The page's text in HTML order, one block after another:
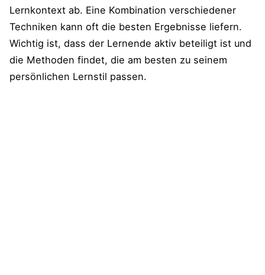
Lernkontext ab. Eine Kombination verschiedener
Techniken kann oft die besten Ergebnisse liefern.
Wichtig ist, dass der Lernende aktiv beteiligt ist und
die Methoden findet, die am besten zu seinem
persönlichen Lernstil passen.